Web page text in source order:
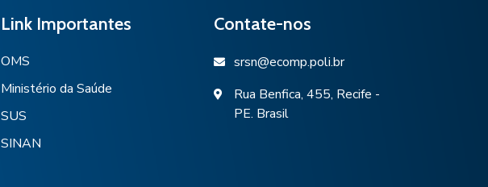
Link Importantes
OMS
Ministério da Saúde
SUS
SINAN
Contate-nos
iconsrsn@ecomp.poli.br
iconRua Benfica, 455, Recife -
PE. Brasil